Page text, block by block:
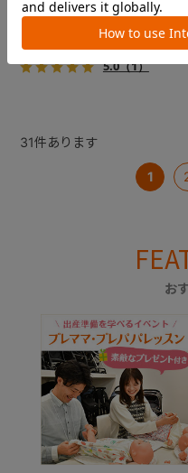
ら待望の中型犬向け『アジャ
イル２』 登場！耐荷重30kg
で、しかも1秒・自動収納機能
搭載！！
￥69,300
5.0（1）
31件あります
1
お